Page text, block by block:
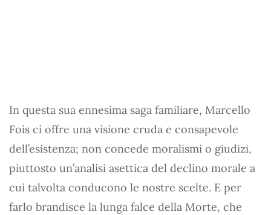
In questa sua ennesima saga familiare, Marcello
Fois ci offre una visione cruda e consapevole
dell’esistenza; non concede moralismi o giudizi,
piuttosto un’analisi asettica del declino morale a
cui talvolta conducono le nostre scelte. E per
farlo brandisce la lunga falce della Morte, che